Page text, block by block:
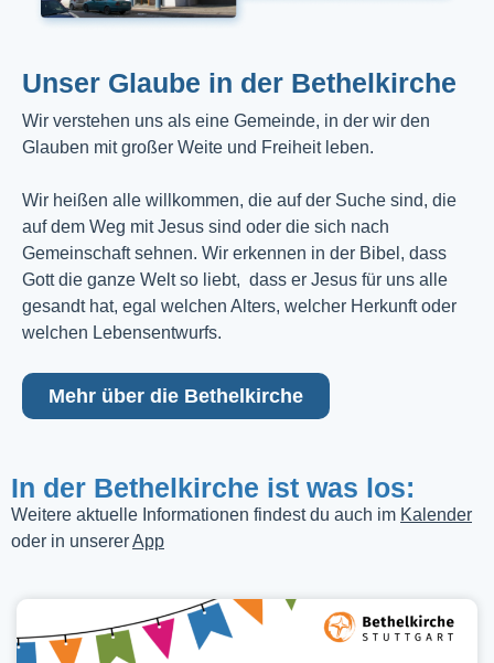
Unser Glaube in der Bethelkirche
Wir verstehen uns als eine Gemeinde, in der wir den
Glauben mit großer Weite und Freiheit leben.
Wir heißen alle willkommen, die auf der Suche sind, die
auf dem Weg mit Jesus sind oder die sich nach
Gemeinschaft sehnen. Wir erkennen in der Bibel, dass
Gott die ganze Welt so liebt, dass er Jesus für uns alle
gesandt hat, egal welchen Alters, welcher Herkunft oder
welchen Lebensentwurfs.
Mehr über die Bethelkirche
In der Bethelkirche ist was los:
Weitere aktuelle Informationen findest du auch im Kalender
oder in unsererApp